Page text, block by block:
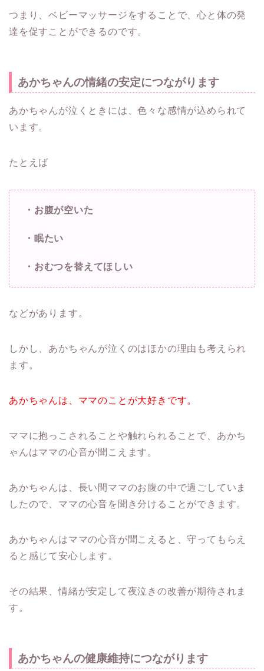
つまり、ベビーマッサージをすることで、心と体の発
達を促すことができるのです。
あかちゃんの情緒の安定につながります
あかちゃんが泣くときには、色々な感情が込められて
います。
たとえば
・お腹が空いた
・眠たい
・おむつを替えてほしい
などがあります。
しかし、あかちゃんが泣くのはほかの理由も考えられ
ます。
あかちゃんは、ママのことが大好きです。
ママに抱っこされることや触れられることで、あかち
ゃんはママの心音が聞こえます。
あかちゃんは、長い間ママのお腹の中で過ごしていま
したので、ママの心音を聞き分けることができます。
あかちゃんはママの心音が聞こえると、守ってもらえ
ると感じて安心します。
その結果、情緒が安定して夜泣きの改善が期待されま
す。
あかちゃんの健康維持につながります